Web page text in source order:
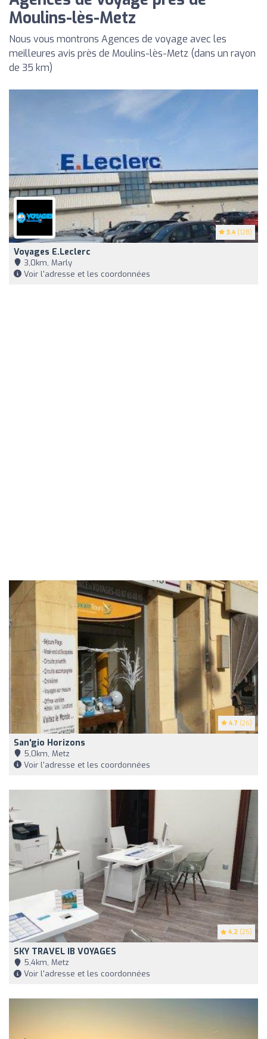
Moulins-lès-Metz
Nous vous montrons Agences de voyage avec les
meilleures avis près de Moulins-lès-Metz (dans un rayon
de 35 km)
3.4 (128)
Voyages E.Leclerc
3,0km, Marly
Voir l'adresse et les coordonnées
4.7 (26)
San'gio Horizons
5,0km, Metz
Voir l'adresse et les coordonnées
4.2 (25)
SKY TRAVEL IB VOYAGES
5,4km, Metz
Voir l'adresse et les coordonnées